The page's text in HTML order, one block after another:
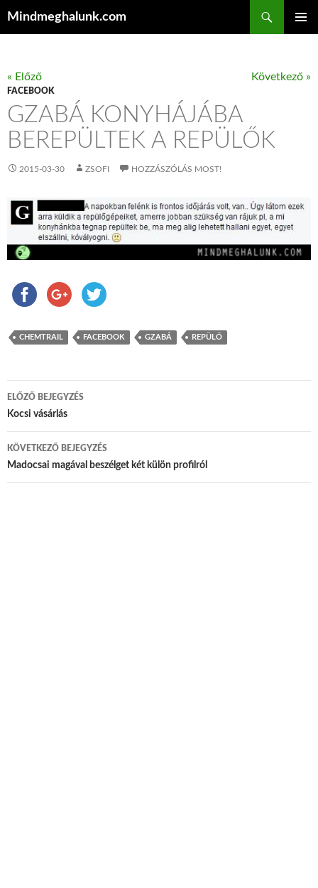
Mindmeghalunk.com
« Előző Következő »
FACEBOOK
GZABÁ KONYHÁJÁBA
BEREPÜLTEK A REPÜLŐK
2015-03-30 ZSOFI HOZZÁSZÓLÁS MOST!
CHEMTRAIL FACEBOOK GZABÁ REPÜLŐ
Bejegyzés navigáció
ELŐZŐ BEJEGYZÉS
Kocsi vásárlás
KÖVETKEZŐ BEJEGYZÉS
Madocsai magával beszélget két külön profilról